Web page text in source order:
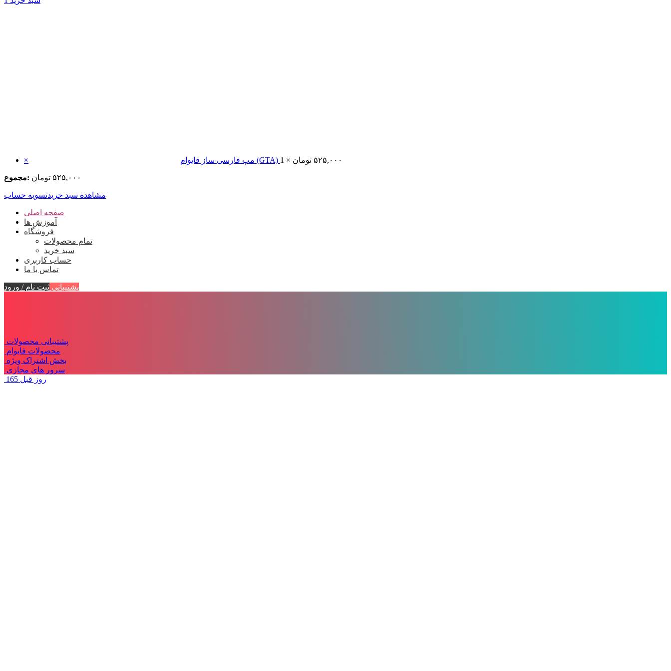
× مپ فارسی ساز فایوام (GTA) 1 × ۵۲۵,۰۰۰ تومان
مجموع: ۵۲۵,۰۰۰ تومان
مشاهده سبد خریدتسویه حساب
صفحه اصلی
آموزش ها
فروشگاه
تمام محصولات
سبد خرید
حساب کاربری
تماس با ما
پشتیبانی ثبت نام / ورود
پشتیبانی محصولات
محصولات فایوام
بخش اشتراک ویژه
سرور های مجازی
165 روز قبل